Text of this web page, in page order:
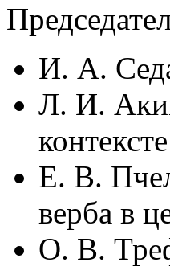
И. А.
Л. И.
Е. В.
верба в
О. В.